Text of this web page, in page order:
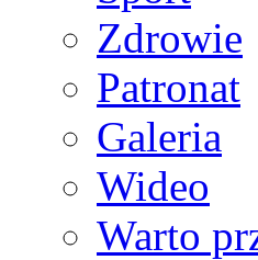
Zdrowie
Patronat
Galeria
Wideo
Warto